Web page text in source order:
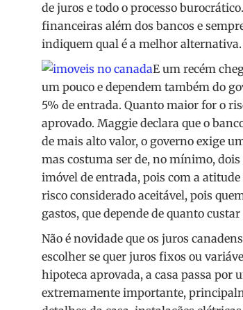
de juros e todo o processo
financeiras além dos bancos e
indiquem qual é a melhor alternativa.
E um recém
um pouco e dependem também do
5% de entrada. Quanto maior for o
aprovado. Maggie declara que o
de mais alto valor, o governo exige
mas costuma ser de, no mínimo,
imóvel de entrada, pois com a
risco considerado aceitável, pois
gastos, que depende de quanto custar
Não é novidade que os juros
escolher se quer juros fixos ou
hipoteca aprovada, a casa passa por
extremamente importante,